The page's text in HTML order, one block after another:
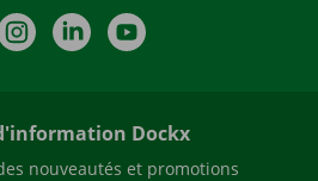
InstagramLinkedIn
Dockx
nouveautés et promotions